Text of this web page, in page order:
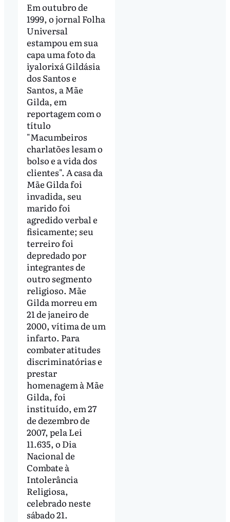
Em outubro de
1999, o jornal Folha
Universal
estampou em sua
capa uma foto da
iyalorixá Gildásia
dos Santos e
Santos, a Mãe
Gilda, em
reportagem com o
título
"Macumbeiros
charlatões lesam o
bolso e a vida dos
clientes". A casa da
Mãe Gilda foi
invadida, seu
marido foi
agredido verbal e
fisicamente; seu
terreiro foi
depredado por
integrantes de
outro segmento
religioso. Mãe
Gilda morreu em
21 de janeiro de
2000, vítima de um
infarto. Para
combater atitudes
discriminatórias e
prestar
homenagem à Mãe
Gilda, foi
instituído, em 27
de dezembro de
2007, pela Lei
11.635, o Dia
Nacional de
Combate à
Intolerância
Religiosa,
celebrado neste
sábado 21.